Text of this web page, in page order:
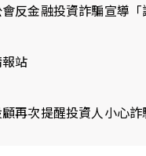
反金融投資詐騙宣導
站
再次提醒投資人小心詐